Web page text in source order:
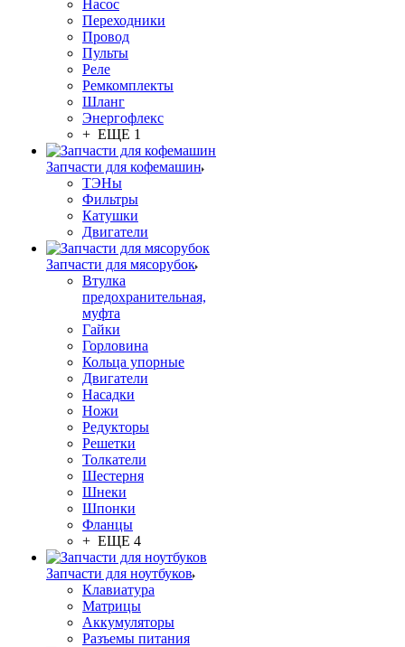
Насос
Переходники
Провод
Пульты
Реле
Ремкомплекты
Шланг
Энергофлекс
+ ЕЩЕ 1
Запчасти для кофемашин
ТЭНы
Фильтры
Катушки
Двигатели
Запчасти для мясорубок
Втулка
предохранительная,
муфта
Гайки
Горловина
Кольца упорные
Двигатели
Насадки
Ножи
Редукторы
Решетки
Толкатели
Шестерня
Шнеки
Шпонки
Фланцы
+ ЕЩЕ 4
Запчасти для ноутбуков
Клавиатура
Матрицы
Аккумуляторы
Разъемы питания